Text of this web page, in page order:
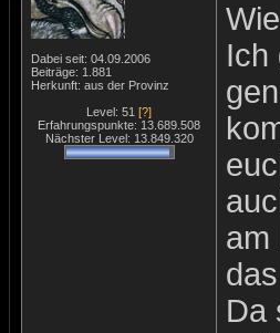
Dabei seit: 04.09.2006
Beiträge: 1.881
Herkunft: aus der Provinz
Level: 51 [?]
Erfahrungspunkte: 13.689.508
Nächster Level: 13.849.320
Ich
am
Da